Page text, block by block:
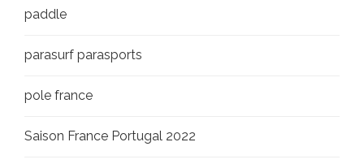
paddle
parasurf parasports
pole france
Saison France Portugal 2022